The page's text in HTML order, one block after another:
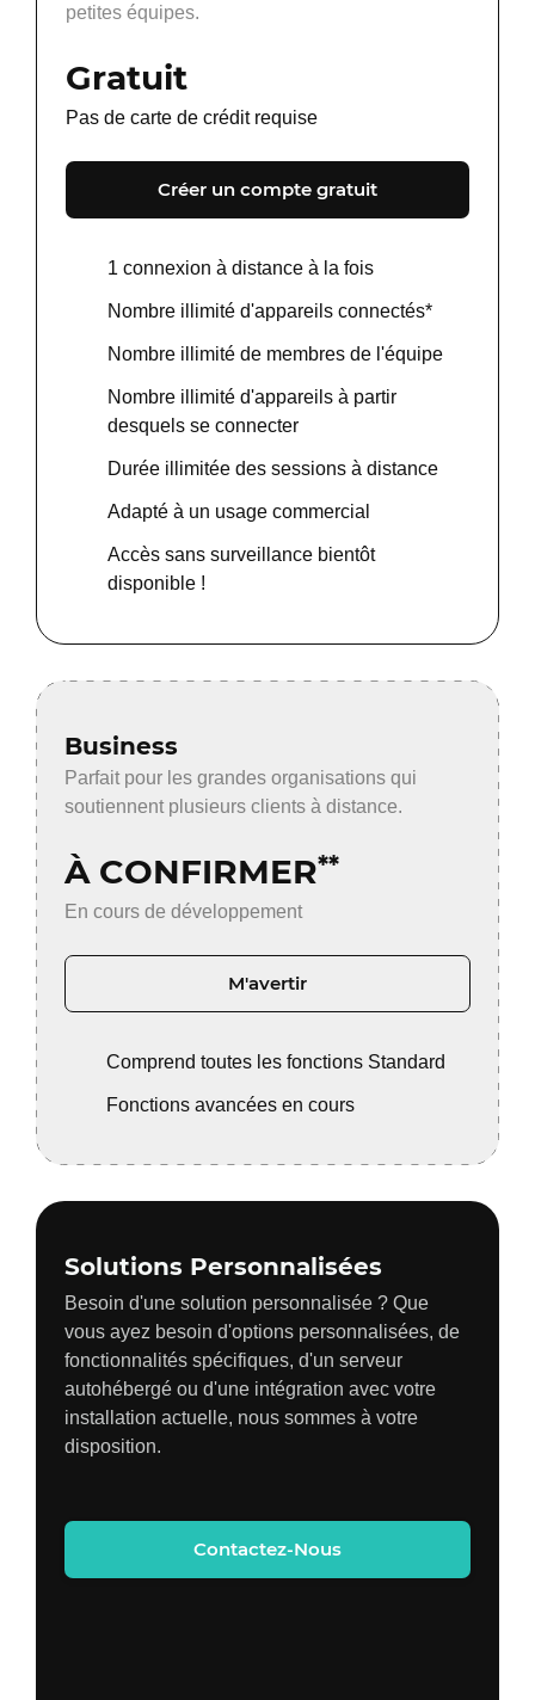
petites équipes.
Gratuit
Pas de carte de crédit requise
Créer un compte gratuit
1 connexion à distance à la fois
Nombre illimité d'appareils connectés*
Nombre illimité de membres de l'équipe
Nombre illimité d'appareils à partir
desquels se connecter
Durée illimitée des sessions à distance
Adapté à un usage commercial
Accès sans surveillance bientôt
disponible !
Business
Parfait pour les grandes organisations qui
soutiennent plusieurs clients à distance.
À CONFIRMER**
En cours de développement
M'avertir
Comprend toutes les fonctions Standard
Fonctions avancées en cours
Solutions Personnalisées
Besoin d'une solution personnalisée ? Que
vous ayez besoin d'options personnalisées, de
fonctionnalités spécifiques, d'un serveur
autohébergé ou d'une intégration avec votre
installation actuelle, nous sommes à votre
disposition.
Contactez-Nous